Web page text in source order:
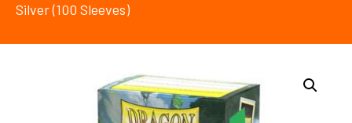
Silver (100 Sleeves)